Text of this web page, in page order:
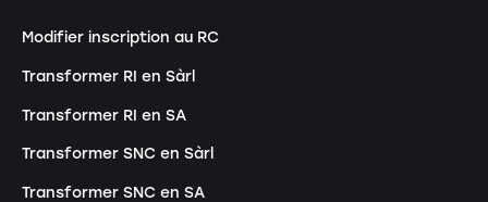
Modifier inscription au RC
Transformer RI en Sàrl
Transformer RI en SA
Transformer SNC en Sàrl
Transformer SNC en SA